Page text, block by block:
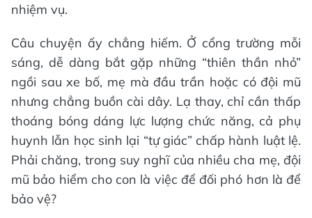
nhiệm vụ.
Câu chuyện ấy chẳng hiếm. Ở cổng trường mỗi
sáng, dễ dàng bắt gặp những “thiên thần nhỏ”
ngồi sau xe bố, mẹ mà đầu trần hoặc có đội mũ
nhưng chẳng buồn cài dây. Lạ thay, chỉ cần thấp
thoáng bóng dáng lực lượng chức năng, cả phụ
huynh lẫn học sinh lại “tự giác” chấp hành luật lệ.
Phải chăng, trong suy nghĩ của nhiều cha mẹ, đội
mũ bảo hiểm cho con là việc để đối phó hơn là để
bảo vệ?